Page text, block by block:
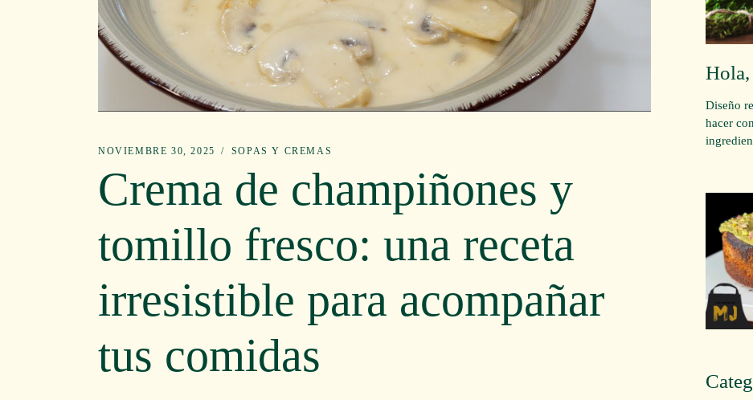
NOVIEMBRE 30, 2025 SOPAS Y CREMAS
Crema de champiñones y
tomillo fresco: una receta
irresistible para acompañar
tus comidas
Diseño
hacer